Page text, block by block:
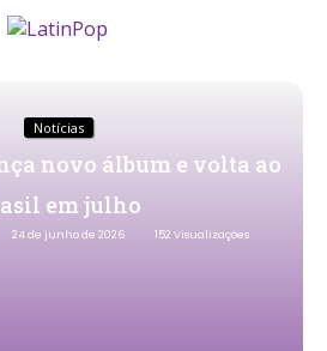
Notícias
novo álbum e volta ao
em julho
24 de junho de 2026 152 Visualizações